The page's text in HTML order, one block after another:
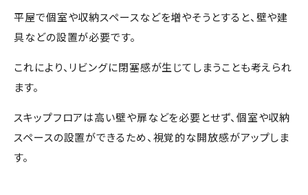
平屋で個室や収納スペースなどを増やそうとすると、壁や建
具などの設置が必要です。
これにより、リビングに閉塞感が生じてしまうことも考えられ
ます。
スキップフロアは高い壁や扉などを必要とせず、個室や収納
スペースの設置ができるため、視覚的な開放感がアップしま
す。